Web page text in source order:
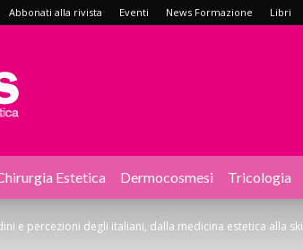
Abbonati alla rivista Eventi News Formazione Libri
Estetica Dermocosmesi Tricologia
e percezioni degli italiani, dalla medicina estetica alla